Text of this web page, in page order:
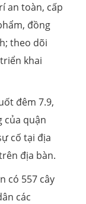
an toàn, cấp
đồng
theo dõi
khai
đêm 7.9,
của quận
cố tại địa
địa bàn.
có 557 cây
các